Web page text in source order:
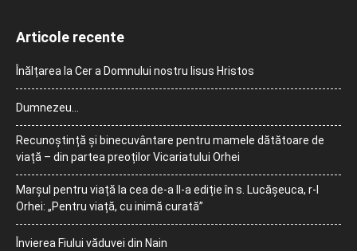
Articole recente
Înălțarea la Cer a Domnului nostru Iisus Hristos
Dumnezeu…
Recunoștință și binecuvântare pentru mamele dătătoare de
viață – din partea preoților Vicariatului Orhei
Marșul pentru viață la cea de-a II-a ediție în s. Lucășeuca, r-l
Orhei: „Pentru viață, cu inimă curată”
Învierea Fiului văduvei din Nain